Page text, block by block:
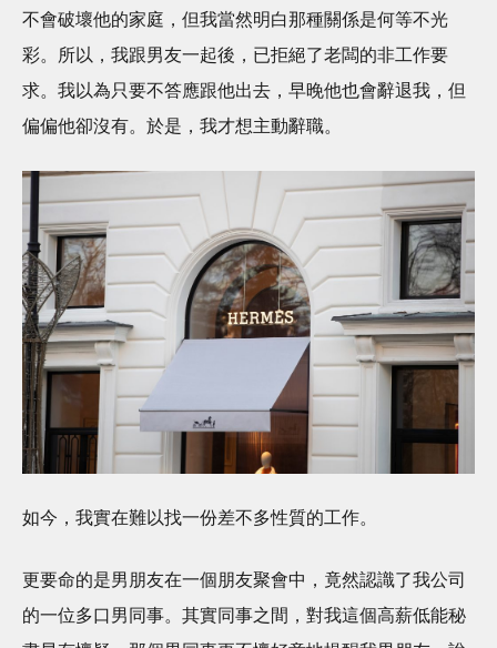
不會破壞他的家庭，但我當然明白那種關係是何等不光
彩。所以，我跟男友一起後，已拒絕了老闆的非工作要
求。我以為只要不答應跟他出去，早晚他也會辭退我，但
偏偏他卻沒有。於是，我才想主動辭職。
如今，我實在難以找一份差不多性質的工作。
更要命的是男朋友在一個朋友聚會中，竟然認識了我公司
的一位多口男同事。其實同事之間，對我這個高薪低能秘